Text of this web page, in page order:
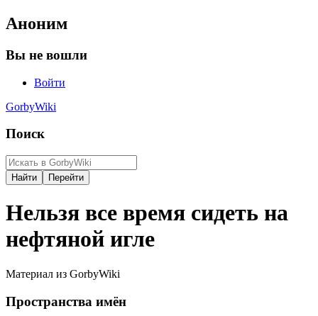
Аноним
Вы не вошли
Войти
GorbyWiki
Поиск
Нельзя все время сидеть на
нефтяной игле
Материал из GorbyWiki
Пространства имён